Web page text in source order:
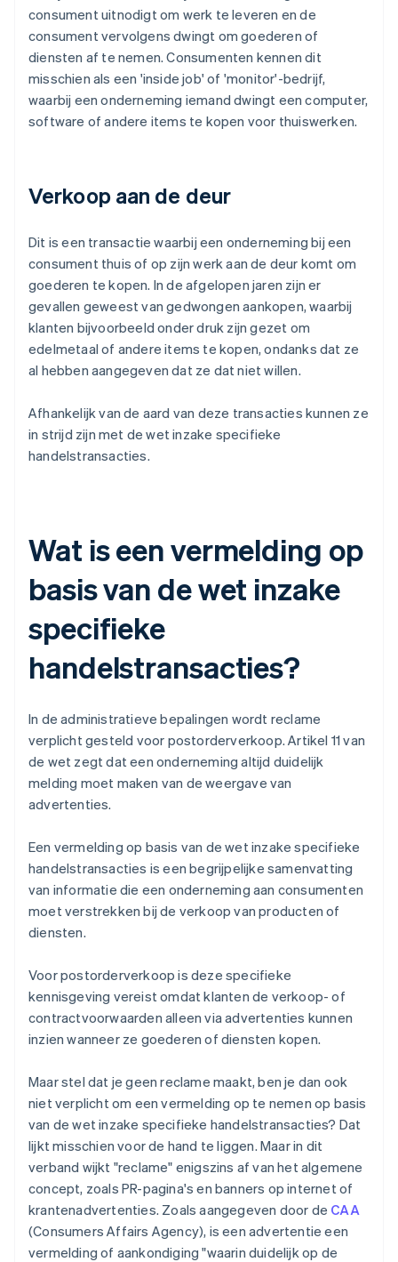
consument uitnodigt om werk te leveren en de
consument vervolgens dwingt om goederen of
diensten af te nemen. Consumenten kennen dit
misschien als een 'inside job' of 'monitor'-bedrijf,
waarbij een onderneming iemand dwingt een computer,
software of andere items te kopen voor thuiswerken.
Verkoop aan de deur
Dit is een transactie waarbij een onderneming bij een
consument thuis of op zijn werk aan de deur komt om
goederen te kopen. In de afgelopen jaren zijn er
gevallen geweest van gedwongen aankopen, waarbij
klanten bijvoorbeeld onder druk zijn gezet om
edelmetaal of andere items te kopen, ondanks dat ze
al hebben aangegeven dat ze dat niet willen.
Afhankelijk van de aard van deze transacties kunnen ze
in strijd zijn met de wet inzake specifieke
handelstransacties.
Wat is een vermelding op
basis van de wet inzake
specifieke
handelstransacties?
In de administratieve bepalingen wordt reclame
verplicht gesteld voor postorderverkoop. Artikel 11 van
de wet zegt dat een onderneming altijd duidelijk
melding moet maken van de weergave van
advertenties.
Een vermelding op basis van de wet inzake specifieke
handelstransacties is een begrijpelijke samenvatting
van informatie die een onderneming aan consumenten
moet verstrekken bij de verkoop van producten of
diensten.
Voor postorderverkoop is deze specifieke
kennisgeving vereist omdat klanten de verkoop- of
contractvoorwaarden alleen via advertenties kunnen
inzien wanneer ze goederen of diensten kopen.
Maar stel dat je geen reclame maakt, ben je dan ook
niet verplicht om een vermelding op te nemen op basis
van de wet inzake specifieke handelstransacties? Dat
lijkt misschien voor de hand te liggen. Maar in dit
verband wijkt "reclame" enigszins af van het algemene
concept, zoals PR-pagina's en banners op internet of
krantenadvertenties. Zoals aangegeven door de CAA
(Consumers Affairs Agency), is een advertentie een
vermelding of aankondiging "waarin duidelijk op de